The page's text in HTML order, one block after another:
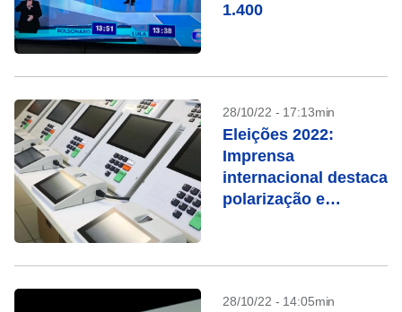
1.400
28/10/22 - 17:13min
Eleições 2022:
Imprensa
internacional destaca
polarização e
28/10/22 - 14:05min